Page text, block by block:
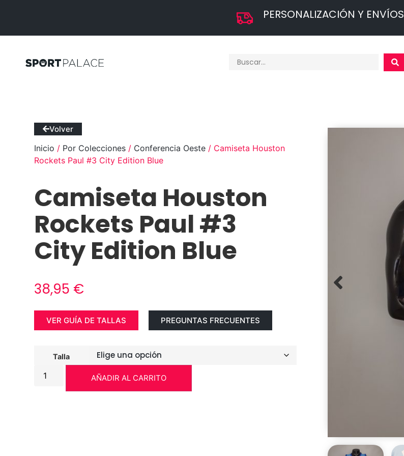
PERSONALIZACIÓN Y ENVÍOS
Volver
Inicio / Por Colecciones / Conferencia Oeste / Camiseta Houston
Rockets Paul #3 City Edition Blue
Camiseta Houston
Rockets Paul #3
City Edition Blue
38,95 €
VER GUÍA DE TALLAS PREGUNTAS FRECUENTES
Talla
AÑADIR AL CARRITO